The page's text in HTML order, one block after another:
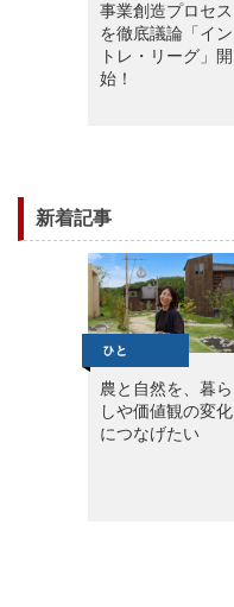
事業創造プロセス
を徹底議論「イン
トレ・リーグ」開
始！
新着記事
農と自然を、暮ら
しや価値観の変化
につなげたい